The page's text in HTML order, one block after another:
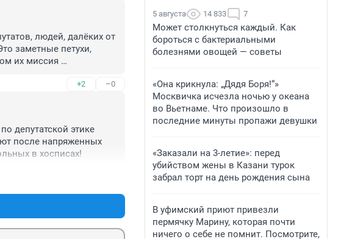
людей, далёких от
заметные петухи,
их миссия
+2 –0
депутатской этике
после напряженных
в хосписах!
5 августа 14 833 7
Может столкнуться каждый. Как
бороться с бактериальными
болезнями овощей — советы
«Она крикнула: „Дядя Боря!“»
Москвичка исчезла ночью у океана
во Вьетнаме. Что произошло в
последние минуты пропажи девушки
«Заказали на 3-летие»: перед
убийством жены в Казани турок
забрал торт на день рождения сына
В уфимский приют привезли
пермячку Марину, которая почти
ничего о себе не помнит. Посмотрите,